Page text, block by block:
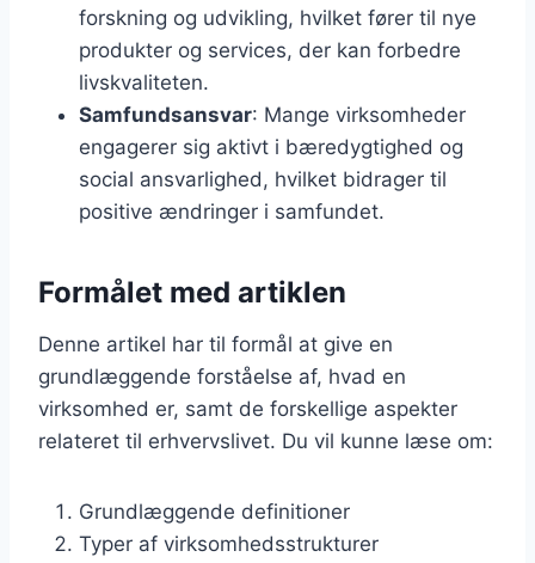
forskning og udvikling, hvilket fører til nye
produkter og services, der kan forbedre
livskvaliteten.
Samfundsansvar: Mange virksomheder
engagerer sig aktivt i bæredygtighed og
social ansvarlighed, hvilket bidrager til
positive ændringer i samfundet.
Formålet med artiklen
Denne artikel har til formål at give en
grundlæggende forståelse af, hvad en
virksomhed er, samt de forskellige aspekter
relateret til erhvervslivet. Du vil kunne læse om:
Grundlæggende definitioner
Typer af virksomhedsstrukturer